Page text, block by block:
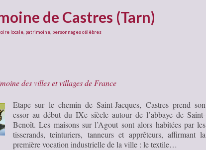
de Castres (Tarn)
locale patrimoine personnages célèbres
des villes et villages de France
Etape sur le chemin de Saint-Jacques, Castres prend son
essor au début du IXe siècle autour de l’abbaye de Saint-
Benoît. Les maisons sur l’Agout sont alors habitées par les
tisserands, teinturiers, tanneurs et apprêteurs, affirmant la
première vocation industrielle de la ville : le textile…